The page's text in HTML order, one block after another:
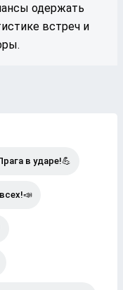
одержать
встреч и
в ударе!💪